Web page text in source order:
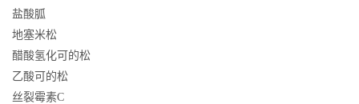
盐酸胍
地塞米松
醋酸氢化可的松
乙酸可的松
丝裂霉素C